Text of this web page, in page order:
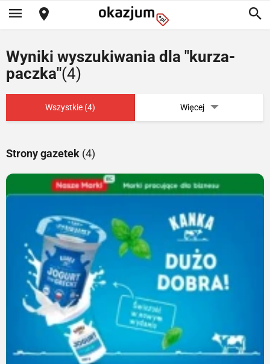
Wyniki wyszukiwania dla "kurza-
paczka"(4)
Wszystkie (4) Więcej
Strony gazetek (4)